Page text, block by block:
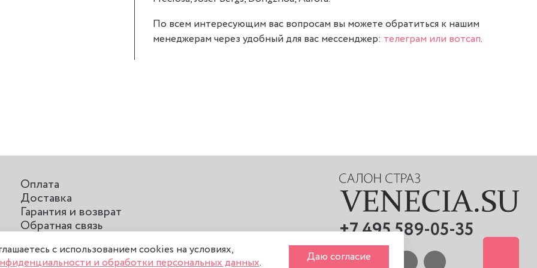
По всем интересующим вас вопросам вы можете обратиться к нашим
менеджерам через удобный для вас мессенджер: телеграм или вотсап.
Оплата
Доставка
Гарантия и возврат
Обратная связь +7 495 589-05-35
с использованием cookies на условиях,
и обработки персональных данных. Даю согласие